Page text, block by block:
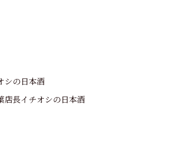
シの日本酒
店長イチオシの日本酒